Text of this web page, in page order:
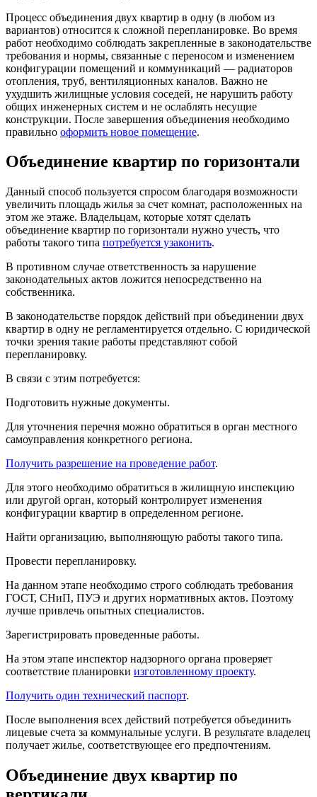
Процесс объединения двух квартир в одну (в любом из
вариантов) относится к сложной перепланировке. Во время
работ необходимо соблюдать закрепленные в законодательстве
требования и нормы, связанные с переносом и изменением
конфигурации помещений и коммуникаций — радиаторов
отопления, труб, вентиляционных каналов. Важно не
ухудшить жилищные условия соседей, не нарушить работу
общих инженерных систем и не ослаблять несущие
конструкции. После завершения объединения необходимо
правильно оформить новое помещение.
Объединение квартир по горизонтали
Данный способ пользуется спросом благодаря возможности
увеличить площадь жилья за счет комнат, расположенных на
этом же этаже. Владельцам, которые хотят сделать
объединение квартир по горизонтали нужно учесть, что
работы такого типа потребуется узаконить.
В противном случае ответственность за нарушение
законодательных актов ложится непосредственно на
собственника.
В законодательстве порядок действий при объединении двух
квартир в одну не регламентируется отдельно. С юридической
точки зрения такие работы представляют собой
перепланировку.
В связи с этим потребуется:
Подготовить нужные документы.
Для уточнения перечня можно обратиться в орган местного
самоуправления конкретного региона.
Получить разрешение на проведение работ.
Для этого необходимо обратиться в жилищную инспекцию
или другой орган, который контролирует изменения
конфигурации квартир в определенном регионе.
Найти организацию, выполняющую работы такого типа.
Провести перепланировку.
На данном этапе необходимо строго соблюдать требования
ГОСТ, СНиП, ПУЭ и других нормативных актов. Поэтому
лучше привлечь опытных специалистов.
Зарегистрировать проведенные работы.
На этом этапе инспектор надзорного органа проверяет
соответствие планировки изготовленному проекту.
Получить один технический паспорт.
После выполнения всех действий потребуется объединить
лицевые счета за коммунальные услуги. В результате владелец
получает жилье, соответствующее его предпочтениям.
Объединение двух квартир по